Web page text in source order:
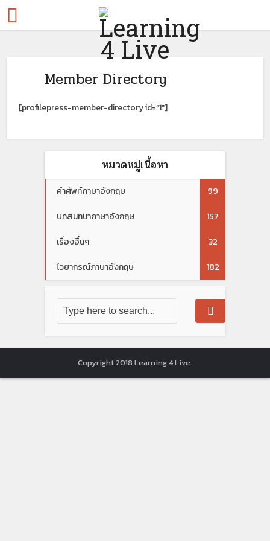
Member Directory
[profilepress-member-directory id=”1″]
หมวดหมู่เนื้อหา
คำศัพท์ภาษาอังกฤษ
99
บทสนทนาภาษาอังกฤษ
157
เรื่องอื่นๆ
32
ไวยากรณ์ภาษาอังกฤษ
182
Copyright 2018 Learning 4 Live.